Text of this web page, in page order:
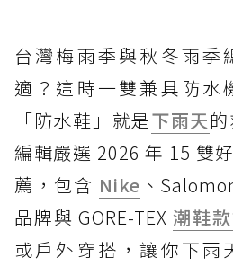
台灣梅雨季與秋冬雨季
適？這時一雙兼具防水
「防水鞋」就是下雨天
編輯嚴選 2026 年 15 雙
薦，包含 Nike 、
品牌與 GORE-TEX 潮鞋
或戶外穿搭，讓你下雨